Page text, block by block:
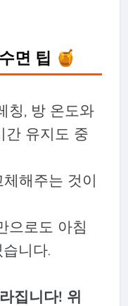
면 팁 🍯
칭, 방 온도와
간 유지도 중
해주는 것이
으로도 아침
니다.
집니다! 위